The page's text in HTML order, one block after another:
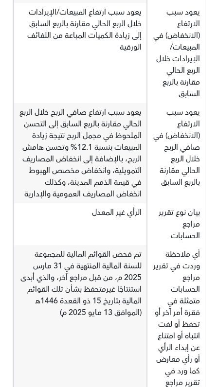
يعود سبب
الارتفاع
(الانخفاض) في
المبيعات/
الإيرادات خلال
الربع الحالي
مقارنة بالربع
السابق
يعود سبب ارتفاع المبيعات/الإيرادات
خلال الربع الحالي مقارنة بالربع السابق
إلى زيادة الكميات المباعة من اللفائف
الورقية
يعود سبب
الارتفاع
(الانخفاض) في
صافي الربح
خلال الربع
الحالي مقارنة
بالربع السابق
يعود سبب ارتفاع صافي الربح خلال الربع
الحالي مقارنة بالربع السابق إلى التحسن
الملحوظ في مجمل الربح نتيجة زيادة
المبيعات بنسبة 12.1% وتحسن هامش
الربح، بالإضافة إلى انخفاض المصاريف
التمويلية، وانخفاض مخصص الهبوط
في قيمة الذمم المدينة، وكذلك
انخفاض المصاريف العمومية والإدارية
بيان نوع تقرير
مراجع
الحسابات
الرأي غير المعدل
أي ملاحظة
وردت في تقرير
مراجع
الحسابات
متمثلة في
فقرة أمر آخر أو
تحفظ أو لفت
انتباه أو امتناع
عن إبداء الرأي
أو رأي معارض
كما ورد في
تقرير مراجع
تم فحص القوائم المالية للمجموعة
للسنة المالية المنتهية في 31 مارس
2025 م، من قبل مراجع اَخر، والذي أبدى
استنتاجًا غيرمتحفظ بشأن تلك القوائم
المالية بتاريخ 15 ذو القعدة 1446هـ
(الموافق 13 مايو 2025 م)